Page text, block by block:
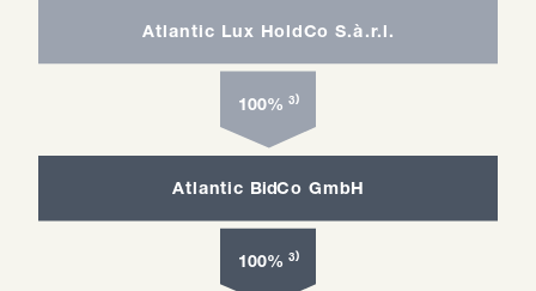
100% ³⁾
A tlantic BidCo G mbH
100% ³⁾
A tlantic L ux H oldCo S .à.r.l.